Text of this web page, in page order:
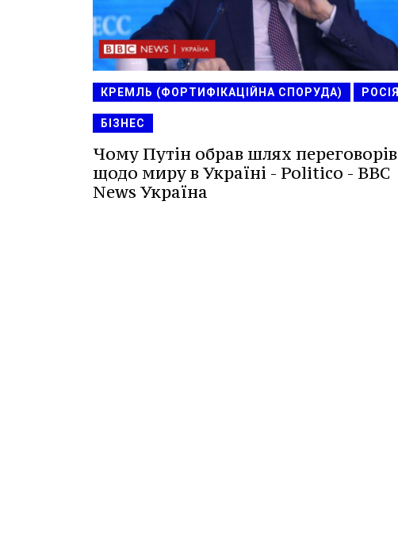
КРЕМЛЬ (ФОРТИФІКАЦІЙНА СПОРУДА) РОСІЯ
БІЗНЕС
Чому Путін обрав шлях переговорів
щодо миру в Україні - Politico - BBC
News Україна